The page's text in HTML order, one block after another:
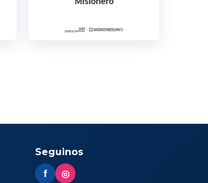
Seguinos
f ◎